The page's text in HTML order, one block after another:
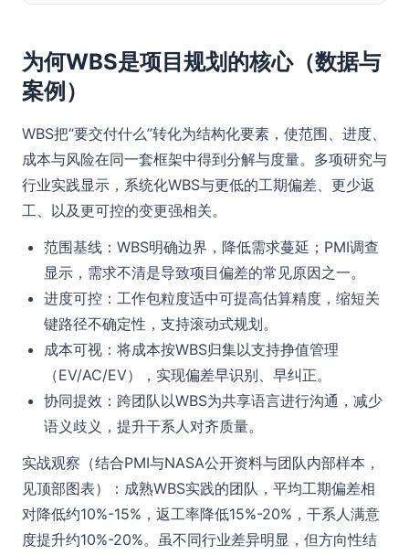
为何WBS是项目规划的核心（数据与
案例）
WBS把“要交付什么”转化为结构化要素，使范围、进度、
成本与风险在同一套框架中得到分解与度量。多项研究与
行业实践显示，系统化WBS与更低的工期偏差、更少返
工、以及更可控的变更强相关。
范围基线：WBS明确边界，降低需求蔓延；PMI调查
显示，需求不清是导致项目偏差的常见原因之一。
进度可控：工作包粒度适中可提高估算精度，缩短关
键路径不确定性，支持滚动式规划。
成本可视：将成本按WBS归集以支持挣值管理
（EV/AC/EV），实现偏差早识别、早纠正。
协同提效：跨团队以WBS为共享语言进行沟通，减少
语义歧义，提升干系人对齐质量。
实战观察（结合PMI与NASA公开资料与团队内部样本，
见顶部图表）：成熟WBS实践的团队，平均工期偏差相
对降低约10%-15%，返工率降低15%-20%，干系人满意
度提升约10%-20%。虽不同行业差异明显，但方向性结